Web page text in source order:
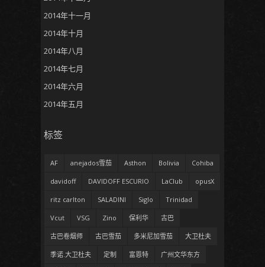
2014年十一月
2014年十月
2014年八月
2014年七月
2014年六月
2014年五月
标签
AF anejados雪茄 Asthon Bolivia Cohiba
davidoff DAVIDOFF ESCURIO LaClub opusX
ritz carlton SALADINI Siglo Trinidad
Vcut VSG Zino 保利华 古巴
古巴卷烟师 古巴雪茄 多米尼加雪茄 大卫杜夫
季诺.大卫杜夫 定制 富恩特 广州文华东方